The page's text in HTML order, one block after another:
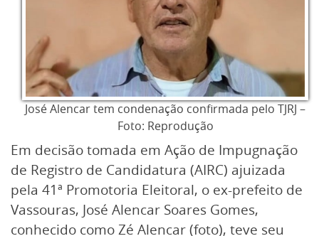
José Alencar tem condenação confirmada pelo TJRJ –
Foto: Reprodução
Em decisão tomada em Ação de Impugnação
de Registro de Candidatura (AIRC) ajuizada
pela 41ª Promotoria Eleitoral, o ex-prefeito de
Vassouras, José Alencar Soares Gomes,
conhecido como Zé Alencar (foto), teve seu